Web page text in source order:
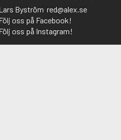
Byström red@alex.se
oss på Facebook!
oss på Instagram!